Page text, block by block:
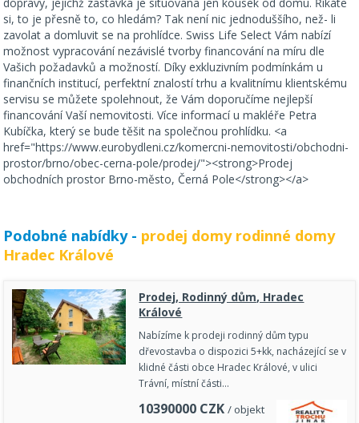
si, to je přesně to, co hledám? Tak není nic jednoduššího, než- li
zavolat a domluvit se na prohlídce. Swiss Life Select Vám nabízí
možnost vypracování nezávislé tvorby financování na míru dle
Vašich požadavků a možností. Díky exkluzivním podmínkám u
finančních institucí, perfektní znalostí trhu a kvalitnímu klientskému
servisu se můžete spolehnout, že Vám doporučíme nejlepší
financování Vaší nemovitosti. Více informací u makléře Petra
Kubíčka, který se bude těšit na společnou prohlídku. <a
href="https://www.eurobydleni.cz/komercni-nemovitosti/obchodni-
prostor/brno/obec-cerna-pole/prodej/"><strong>Prodej
obchodních prostor Brno-město, Černá Pole</strong></a>
Podobné nabídky - prodej domy rodinné domy
Hradec Králové
Prodej, Rodinný dům, Hradec
Králové
Nabízíme k prodeji rodinný dům typu
dřevostavba o dispozici 5+kk, nacházející se v
klidné části obce Hradec Králové, v ulici
Trávní, místní části…
10390000 CZK / objekt